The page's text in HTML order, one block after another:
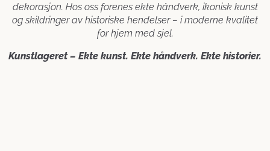
dekorasjon. Hos oss forenes ekte håndverk, ikonisk kunst
og skildringer av historiske hendelser – i moderne kvalitet
for hjem med sjel.
Kunstlageret – Ekte kunst. Ekte håndverk. Ekte historier.